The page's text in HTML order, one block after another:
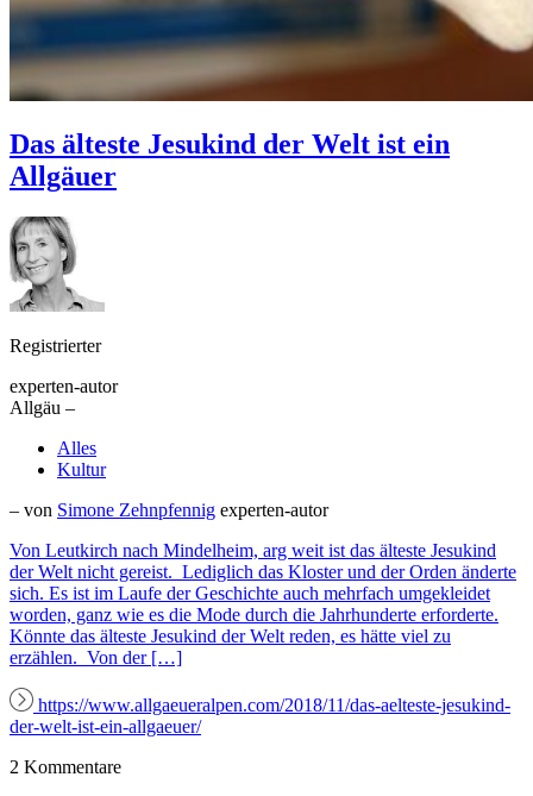
Das älteste Jesukind der Welt ist ein
Allgäuer
Registrierter
experten-autor
Allgäu –
Alles
Kultur
– von Simone Zehnpfennig experten-autor
Von Leutkirch nach Mindelheim, arg weit ist das älteste Jesukind
der Welt nicht gereist. Lediglich das Kloster und der Orden änderte
sich. Es ist im Laufe der Geschichte auch mehrfach umgekleidet
worden, ganz wie es die Mode durch die Jahrhunderte erforderte.
Könnte das älteste Jesukind der Welt reden, es hätte viel zu
erzählen. Von der […]
https://www.allgaeueralpen.com/2018/11/das-aelteste-jesukind-
der-welt-ist-ein-allgaeuer/
2 Kommentare